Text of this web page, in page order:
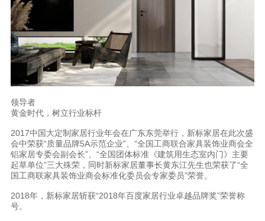
领导者
黄金时代，树立行业标杆
2017中国大定制家居行业年会在广东东莞举行，新标家居在此次盛
会中荣获“质量品牌5A示范企业”、“全国工商联合家具装饰业商会全
铝家居专委会副会长”、“全国团体标准《建筑用生态室内门》主要
起草单位”三大殊荣，同时新标家居董事长黄东江先生也荣获了“全
国工商联家具装饰业商会标准化委员会专家委员”荣誉。
2018年，新标家居斩获“2018年百度家居行业卓越品牌奖”荣誉称
号。